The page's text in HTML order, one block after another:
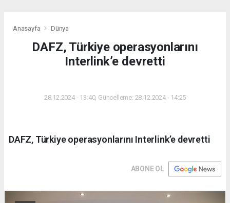
Anasayfa Dünya
DAFZ, Türkiye operasyonlarını
Interlink’e devretti
28.12.2024 - 13:40, Güncelleme: 28.12.2024 - 14:25
DAFZ, Türkiye operasyonlarını Interlink’e devretti
ABONE OL